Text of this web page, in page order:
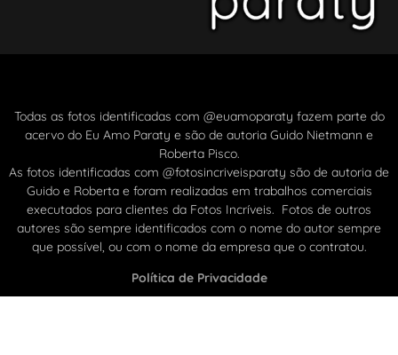
Todas as fotos identificadas com @euamoparaty fazem parte do
acervo do Eu Amo Paraty e são de autoria Guido Nietmann e
Roberta Pisco.
As fotos identificadas com @fotosincriveisparaty são de autoria de
Guido e Roberta e foram realizadas em trabalhos comerciais
executados para clientes da Fotos Incríveis. Fotos de outros
autores são sempre identificados com o nome do autor sempre
que possível, ou com o nome da empresa que o contratou.
Política de Privacidade